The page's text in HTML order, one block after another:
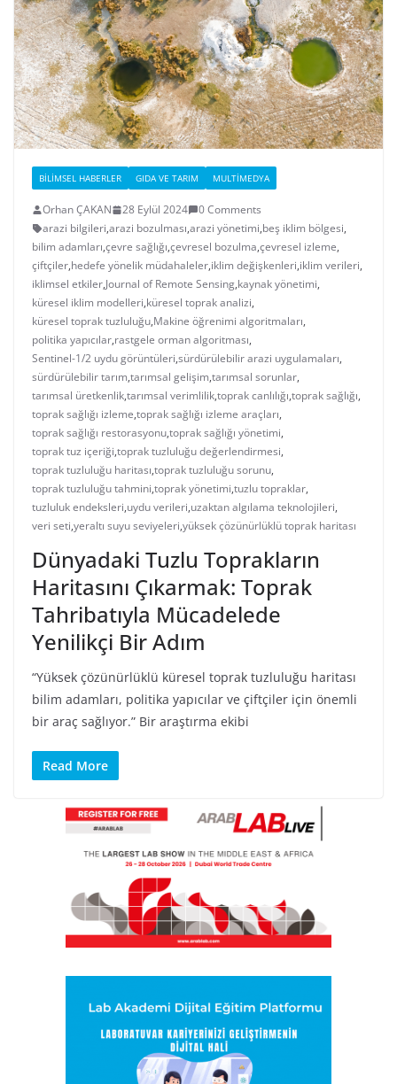
BILIMSEL HABERLER GIDA VE TARIM MULTIMEDYA
Orhan ÇAKAN 28 Eylül 2024
0 Comments
arazi bilgileri,arazi bozulması,arazi yönetimi,beş iklim bölgesi,
bilim adamları,çevre sağlığı,çevresel bozulma,çevresel izleme,
çiftçiler,hedefe yönelik müdahaleler,iklim değişkenleri,iklim verileri,
iklimsel etkiler,Journal of Remote Sensing,kaynak yönetimi,
küresel iklim modelleri,küresel toprak analizi,
küresel toprak tuzluluğu,Makine öğrenimi algoritmaları,
politika yapıcılar,rastgele orman algoritması,
Sentinel-1/2 uydu görüntüleri,sürdürülebilir arazi uygulamaları,
sürdürülebilir tarım,tarımsal gelişim,tarımsal sorunlar,
tarımsal üretkenlik,tarımsal verimlilik,toprak canlılığı,toprak sağlığı,
toprak sağlığı izleme,toprak sağlığı izleme araçları,
toprak sağlığı restorasyonu,toprak sağlığı yönetimi,
toprak tuz içeriği,toprak tuzluluğu değerlendirmesi,
toprak tuzluluğu haritası,toprak tuzluluğu sorunu,
toprak tuzluluğu tahmini,toprak yönetimi,tuzlu topraklar,
tuzluluk endeksleri,uydu verileri,uzaktan algılama teknolojileri,
veri seti,yeraltı suyu seviyeleri,yüksek çözünürlüklü toprak haritası
Dünyadaki Tuzlu Toprakların
Haritasını Çıkarmak: Toprak
Tahribatıyla Mücadelede
Yenilikçi Bir Adım
“Yüksek çözünürlüklü küresel toprak tuzluluğu haritası
bilim adamları, politika yapıcılar ve çiftçiler için önemli
bir araç sağlıyor.” Bir araştırma ekibi
Read More